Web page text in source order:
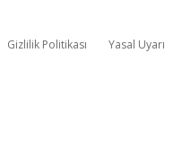
Gizlilik Politikası Yasal Uyarı